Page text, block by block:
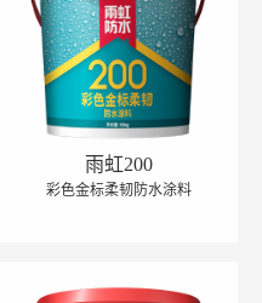
雨虹200
彩色金标柔韧防水涂料